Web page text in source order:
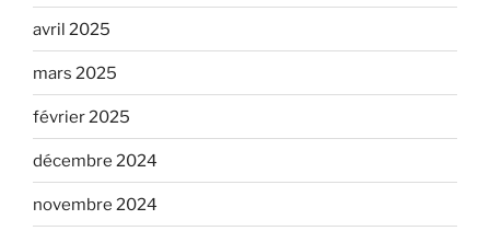
avril 2025
mars 2025
février 2025
décembre 2024
novembre 2024